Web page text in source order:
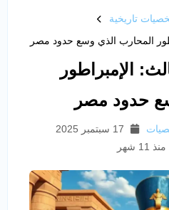
تاريخية
المحارب الذي وسع حدود مصر
الإمبراطور
حدود مصر
منذ 11 شهر